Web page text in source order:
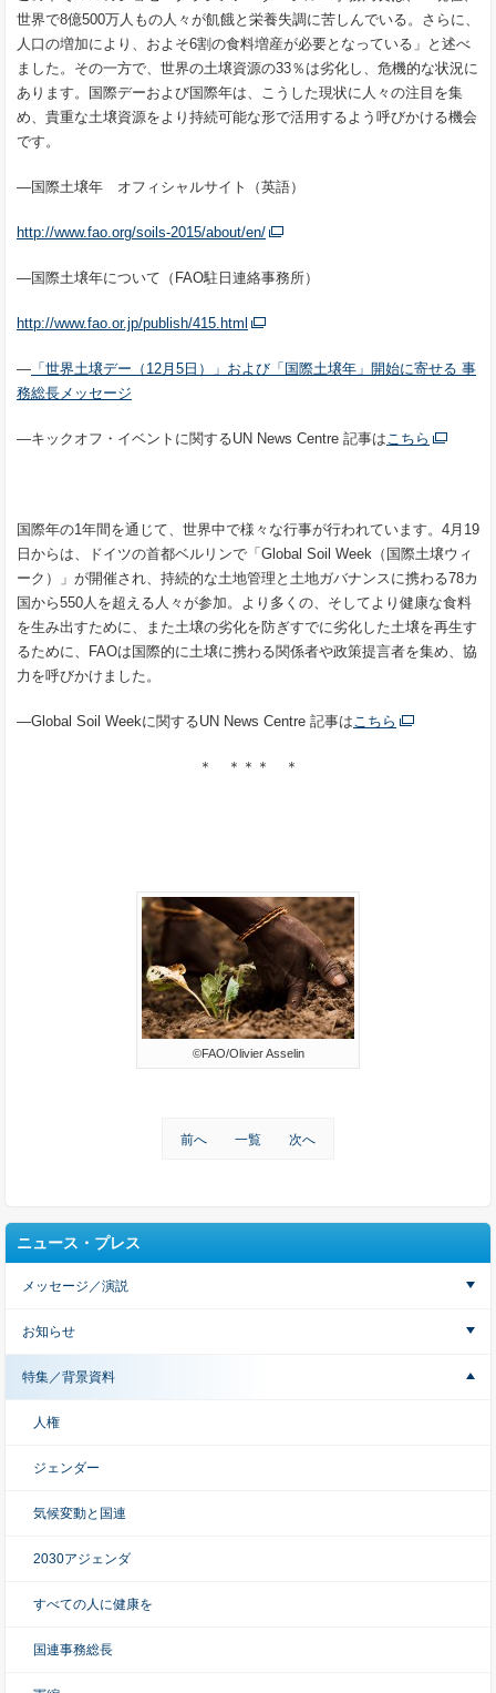
世界で8億500万人もの人々が飢餓と栄養失調に苦しんでいる。さらに、
人口の増加により、およそ6割の食料増産が必要となっている」と述べ
ました。その一方で、世界の土壌資源の33％は劣化し、危機的な状況に
あります。国際デーおよび国際年は、こうした現状に人々の注目を集
め、貴重な土壌資源をより持続可能な形で活用するよう呼びかける機会
です。
―国際土壌年 オフィシャルサイト（英語）
http://www.fao.org/soils-2015/about/en/
―国際土壌年について（FAO駐日連絡事務所）
http://www.fao.or.jp/publish/415.html
― 「世界土壌デー（12月5日）」および「国際土壌年」開始に寄せる 事
務総長メッセージ
―キックオフ・イベントに関するUN News Centre 記事は こちら
国際年の1年間を通じて、世界中で様々な行事が行われています。4月19
日からは、ドイツの首都ベルリンで「Global Soil Week（国際土壌ウィ
ーク）」が開催され、持続的な土地管理と土地ガバナンスに携わる78カ
国から550人を超える人々が参加。より多くの、そしてより健康な食料
を生み出すために、また土壌の劣化を防ぎすでに劣化した土壌を再生す
るために、FAOは国際的に土壌に携わる関係者や政策提言者を集め、協
力を呼びかけました。
―Global Soil Weekに関するUN News Centre 記事は こちら
＊ ＊＊＊ ＊
©FAO/Olivier Asselin
前へ 一覧 次へ
ニュース・プレス
メッセージ／演説
お知らせ
特集／背景資料
人権
ジェンダー
気候変動と国連
2030アジェンダ
すべての人に健康を
国連事務総長